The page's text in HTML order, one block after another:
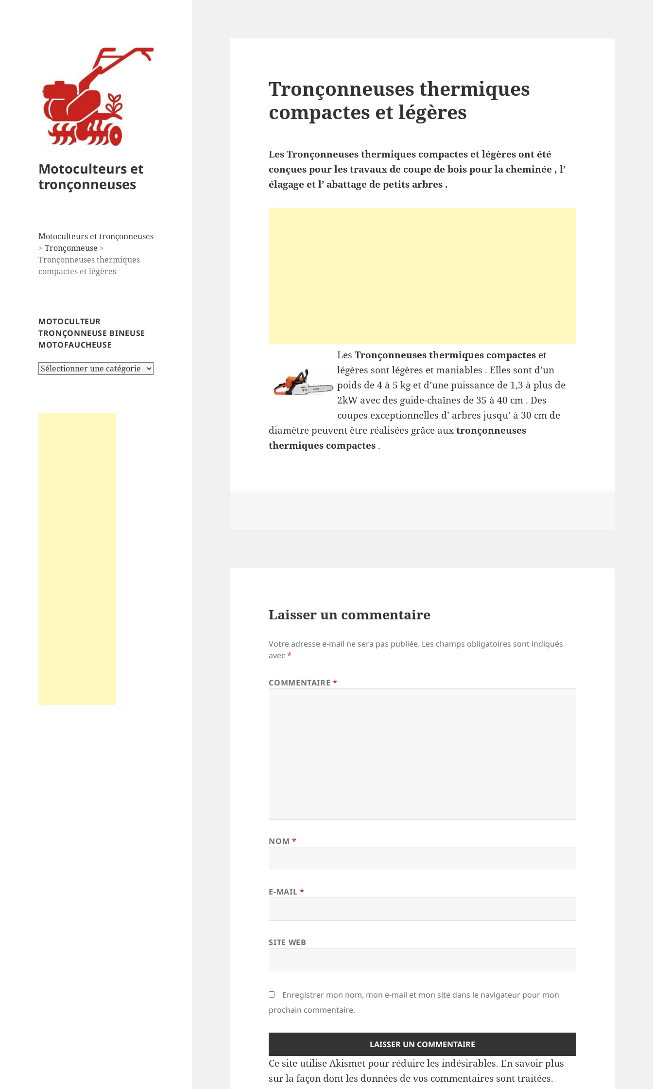
Motoculteurs et
tronçonneuses
Motoculteurs et tronçonneuses
>Tronçonneuse >
Tronçonneuses thermiques
compactes et légères
MOTOCULTEUR
TRONÇONNEUSE BINEUSE
MOTOFAUCHEUSE
Motoculteur
Tronçonneuses thermiques
compactes et légères
Les Tronçonneuses thermiques compactes et légères ont été
conçues pour les travaux de coupe de bois pour la cheminée , l’
élagage et l’ abattage de petits arbres .
LesTronçonneuses thermiques compactes et
légères sont légères et maniables . Elles sont d’un
poids de 4 à 5 kg et d’une puissance de 1,3 à plus de
2kW avec des guide-chaînes de 35 à 40 cm . Des
coupes exceptionnelles d’ arbres jusqu’ à 30 cm de
diamètre peuvent être réalisées grâce auxtronçonneuses
thermiques compactes .
Laisser un commentaire
Votre adresse e-mail ne sera pas publiée. Les champs obligatoires sont indiqués
avec*
COMMENTAIRE*
NOM *
E-MAIL *
SITE WEB
Enregistrer mon nom, mon e-mail et mon site dans le navigateur pour mon
prochain commentaire.
Ce site utilise Akismet pour réduire les indésirables.En savoir plus
sur la façon dont les données de vos commentaires sont traitées.